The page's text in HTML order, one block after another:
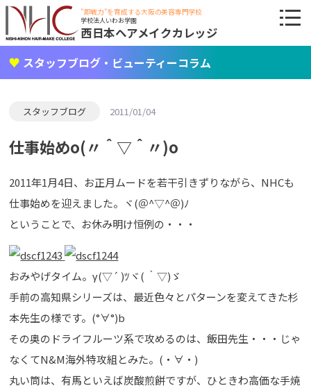
"即戦力"を育成する大阪の美容専門学校
学校法人いわお学園
西日本ヘアメイクカレッジ
スタッフブログ・ビューティーコラム
スタッフブログ 2011/01/04
仕事始めo(〃＾▽＾〃)o
2011年1月4日、お正月ムードを若干引きずりながら、NHCも
仕事始めを迎えました。ヾ(＠^▽^＠)ﾉ
ということで、お休み明け恒例の・・・
おみやげタイム。γ(▽´ )ﾂヾ( ｀▽)ゞ
手前の高知県シリーズは、最近色々とパターンを変えてきた杉
本先生の様です。(°∀°)b
その奥のドライフルーツ系で攻めるのは、飯田先生・・・じゃ
なくてN&M海外特攻組とみた。(・∀・)
丸い筒は、有馬といえば炭酸煎餅ですが、ひときわ高価な手焼